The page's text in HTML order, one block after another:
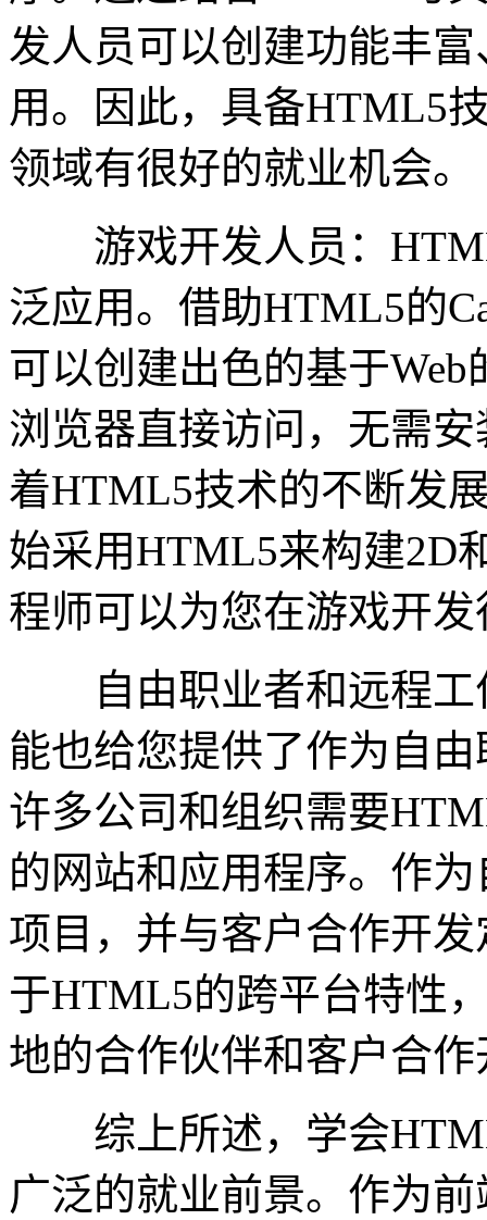
发人员可以创建功能丰
用。因此，具备HTML5
领域有很好的就业机会。
游戏开发人员：
泛应用。借助HTML5的
可以创建出色的基于
浏览器直接访问，无需
着HTML5技术的不断发
始采用HTML5来构建2D
程师可以为您在游戏开
自由职业者和远程工
能也给您提供了作为自
许多公司和组织需要
的网站和应用程序。作
项目，并与客户合作开
于HTML5的跨平台特性
地的合作伙伴和客户合
综上所述，学会
广泛的就业前景。作为